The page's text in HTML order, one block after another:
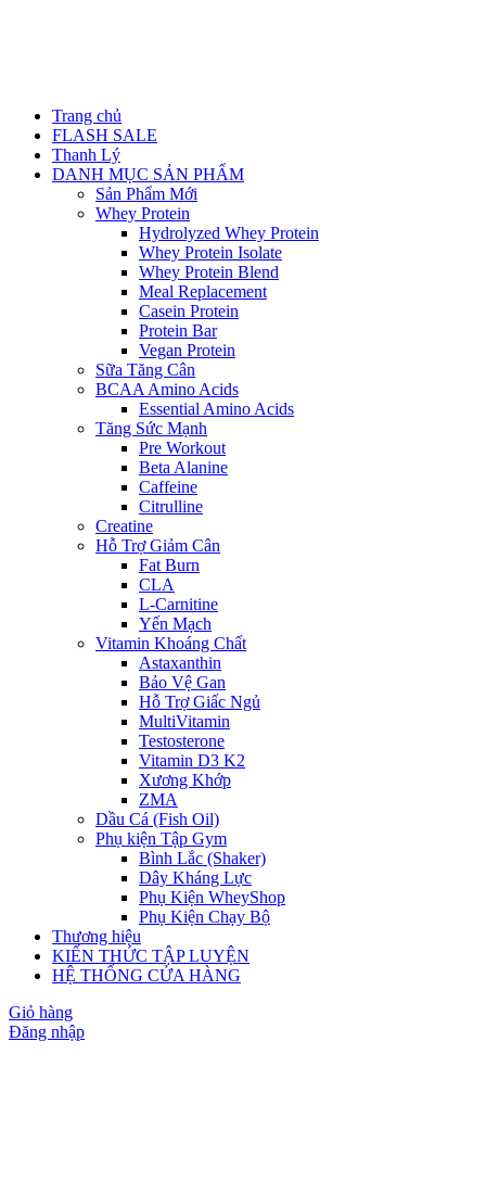
Trang chủ
FLASH SALE
Thanh Lý
DANH MỤC SẢN PHẨM
Sản Phẩm Mới
Whey Protein
Hydrolyzed Whey Protein
Whey Protein Isolate
Whey Protein Blend
Meal Replacement
Casein Protein
Protein Bar
Vegan Protein
Sữa Tăng Cân
BCAA Amino Acids
Essential Amino Acids
Tăng Sức Mạnh
Pre Workout
Beta Alanine
Caffeine
Citrulline
Creatine
Hỗ Trợ Giảm Cân
Fat Burn
CLA
L-Carnitine
Yến Mạch
Vitamin Khoáng Chất
Astaxanthin
Bảo Vệ Gan
Hỗ Trợ Giấc Ngủ
MultiVitamin
Testosterone
Vitamin D3 K2
Xương Khớp
ZMA
Dầu Cá (Fish Oil)
Phụ kiện Tập Gym
Bình Lắc (Shaker)
Dây Kháng Lực
Phụ Kiện WheyShop
Phụ Kiện Chạy Bộ
Thương hiệu
KIẾN THỨC TẬP LUYỆN
HỆ THỐNG CỬA HÀNG
Giỏ hàng
Đăng nhập